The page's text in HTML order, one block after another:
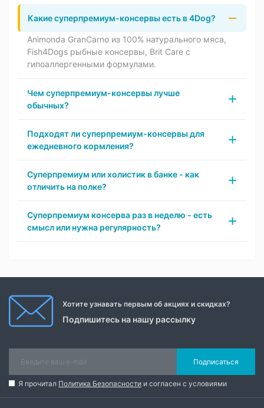
Какие суперпремиум-консервы есть в 4Dog?
Animonda GranCarno из 100% натурального мяса,
Fish4Dogs рыбные консервы, Brit Care с
гипоаллергенными формулами.
Чем суперпремиум-консервы лучше
обычных?
Подходят ли суперпремиум-консервы для
ежедневного кормления?
Суперпремиум или холистик в банке - как
отличить на полке?
Суперпремиум консерва раз в неделю - есть
смысл или нужна регулярность?
Хотите узнавать первым об акциях и скидках?
Подпишитесь на нашу рассылку
Подписаться
Я прочитал Политика Безопасности и согласен с условиями